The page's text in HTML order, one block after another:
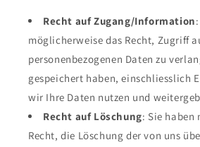
Recht auf Zugang/Information
möglicherweise das Recht, Zugriff
personenbezogenen Daten zu
gespeichert haben, einschliesslich
wir Ihre Daten nutzen und
Recht auf Löschung: Sie haben
Recht, die Löschung der von uns